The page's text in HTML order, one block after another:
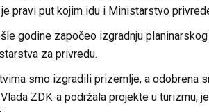
pravi put kojim idu i Ministarstvo
godine započeo izgradnju
za privredu.
smo izgradili prizemlje, a odobrena
ZDK-a podržala projekte u turizmu,